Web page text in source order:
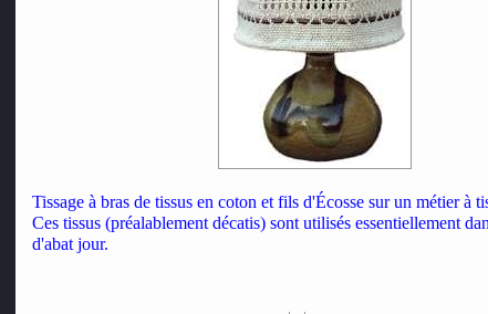
Tissage à bras de tissus en coton et fils d'Écosse sur un métier à
Ces tissus (préalablement décatis) sont utilisés essentiellement
d'abat jour.